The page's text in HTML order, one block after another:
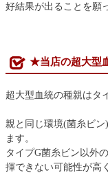
好結果が出ることを願
★当店の超大型
超大型血統の種親はタ
親と同じ環境(菌糸ビ
ます。
タイプG菌糸ビン以外
揮できない可能性が高